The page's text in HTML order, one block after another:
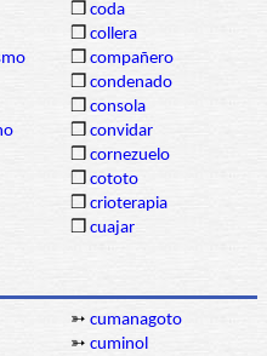
❒ coda
❒ collera
❒ compañero
❒ condenado
❒ consola
❒ convidar
❒ cornezuelo
❒ cototo
❒ crioterapia
❒ cuajar
➳ cumanagoto
➳ cuminol